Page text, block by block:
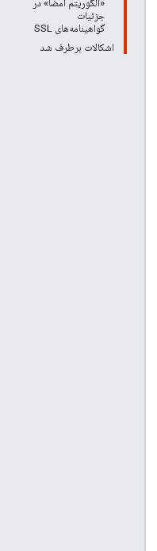
«الگوریتم امضا» در
جزئیات
گواهینامه‌های SSL
اشکالات برطرف شد